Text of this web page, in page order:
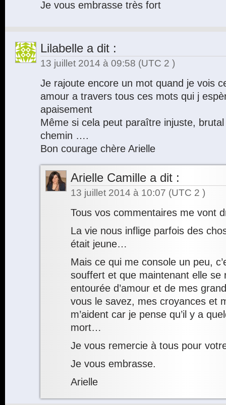
Je vous embrasse très fort
Lilabelle a dit :
13 juillet 2014 à 09:58 (UTC 2 )
Je rajoute encore un mot quand je vois
amour a travers tous ces mots qui j
apaisement
Même si cela peut paraître injuste,
chemin ….
Bon courage chère Arielle
Arielle Camille a dit :
13 juillet 2014 à 10:07 (UTC 2 )
Tous vos commentaires me vont
La vie nous inflige parfois des
était jeune…
Mais ce qui me console un peu,
souffert et que maintenant elle se
entourée d’amour et de mes
vous le savez, mes croyances et
m’aident car je pense qu’il y a
mort…
Je vous remercie à tous pour
Je vous embrasse.
Arielle